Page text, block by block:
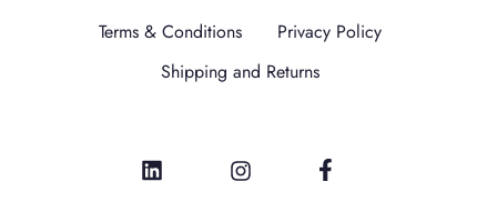
Terms & Conditions
Privacy Policy
Shipping and Returns